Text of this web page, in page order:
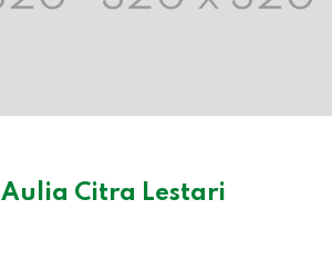
Aulia Citra Lestari